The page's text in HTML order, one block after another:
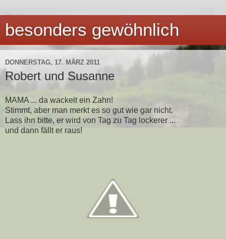
besonders gewöhnlich
DONNERSTAG, 17. MÄRZ 2011
Robert und Susanne
MAMA ... da wackelt ein Zahn!
Stimmt, aber man merkt es so gut wie gar nicht.
Lass ihn bitte, er wird von Tag zu Tag lockerer ...
und dann fällt er raus!